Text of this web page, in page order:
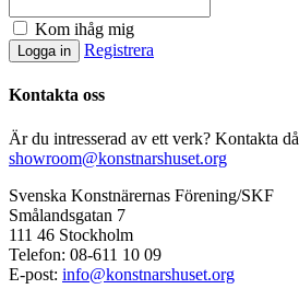
Kom ihåg mig
Registrera
Kontakta oss
Är du intresserad av ett verk? Kontakta då
showroom@konstnarshuset.org
Svenska Konstnärernas Förening/SKF
Smålandsgatan 7
111 46 Stockholm
Telefon: 08-611 10 09
E-post: info@konstnarshuset.org